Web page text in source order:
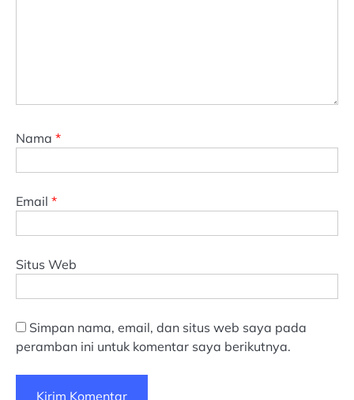
Nama *
Email *
Situs Web
Simpan nama, email, dan situs web saya pada
peramban ini untuk komentar saya berikutnya.